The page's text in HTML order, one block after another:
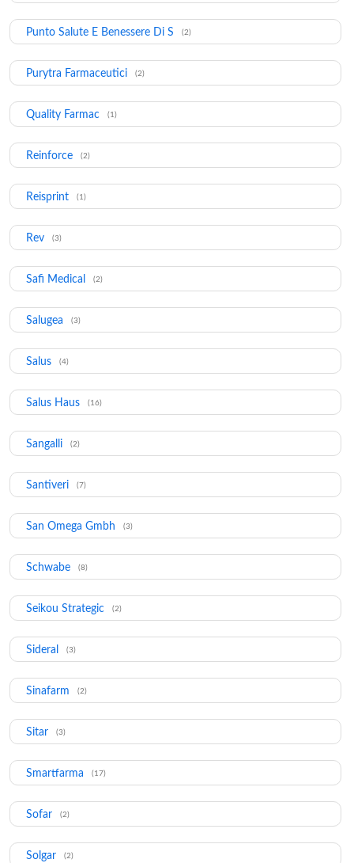
Punto Salute E Benessere Di S (2)
Purytra Farmaceutici (2)
Quality Farmac (1)
Reinforce (2)
Reisprint (1)
Rev (3)
Safi Medical (2)
Salugea (3)
Salus (4)
Salus Haus (16)
Sangalli (2)
Santiveri (7)
San Omega Gmbh (3)
Schwabe (8)
Seikou Strategic (2)
Sideral (3)
Sinafarm (2)
Sitar (3)
Smartfarma (17)
Sofar (2)
Solgar (2)